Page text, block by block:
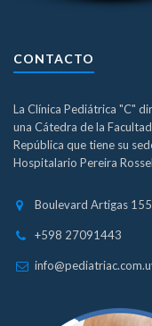
CONTACTO
La Clínica Pediátrica "C"
una Cátedra de la
República que tiene su
Hospitalario Pereira
Boulevard Artigas
+598 27091443